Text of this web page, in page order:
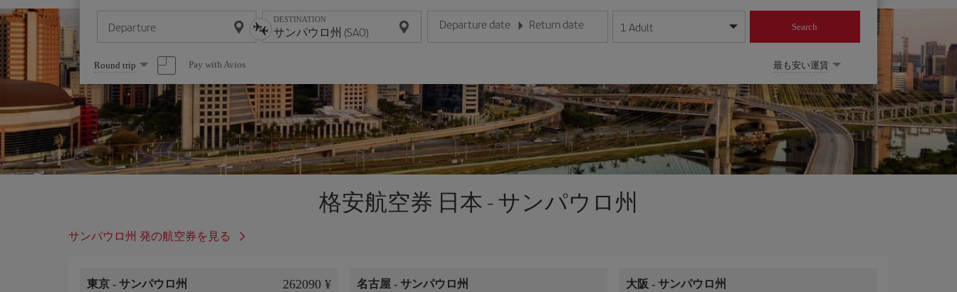
Departure DESTINATION Departure date
日/月/年の形式で日付を入力してください
Return date
日/月/年の形式で日付を入力してください
1 Adult Search
Select
one
option
Round trip Pay with Avios 最も安い運賃
格安航空券 日本 - サンパウロ州
サンパウロ州 発の航空券を見る
東京 - サンパウロ州 262090 ¥ 名古屋 - サンパウロ州 大阪-サンパウロ州